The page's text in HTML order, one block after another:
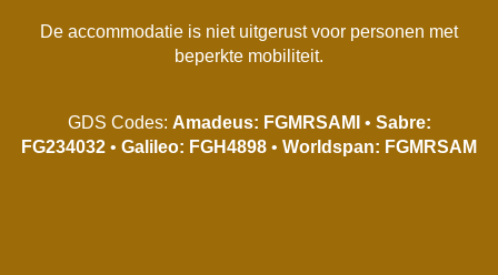
De accommodatie is niet uitgerust voor personen met
beperkte mobiliteit.
GDS Codes: Amadeus: FGMRSAMI • Sabre:
FG234032 • Galileo: FGH4898 • Worldspan: FGMRSAM